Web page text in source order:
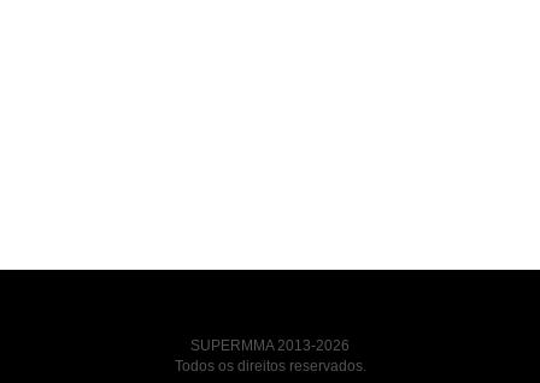
SUPERMMA 2013-2026
Todos os direitos reservados.